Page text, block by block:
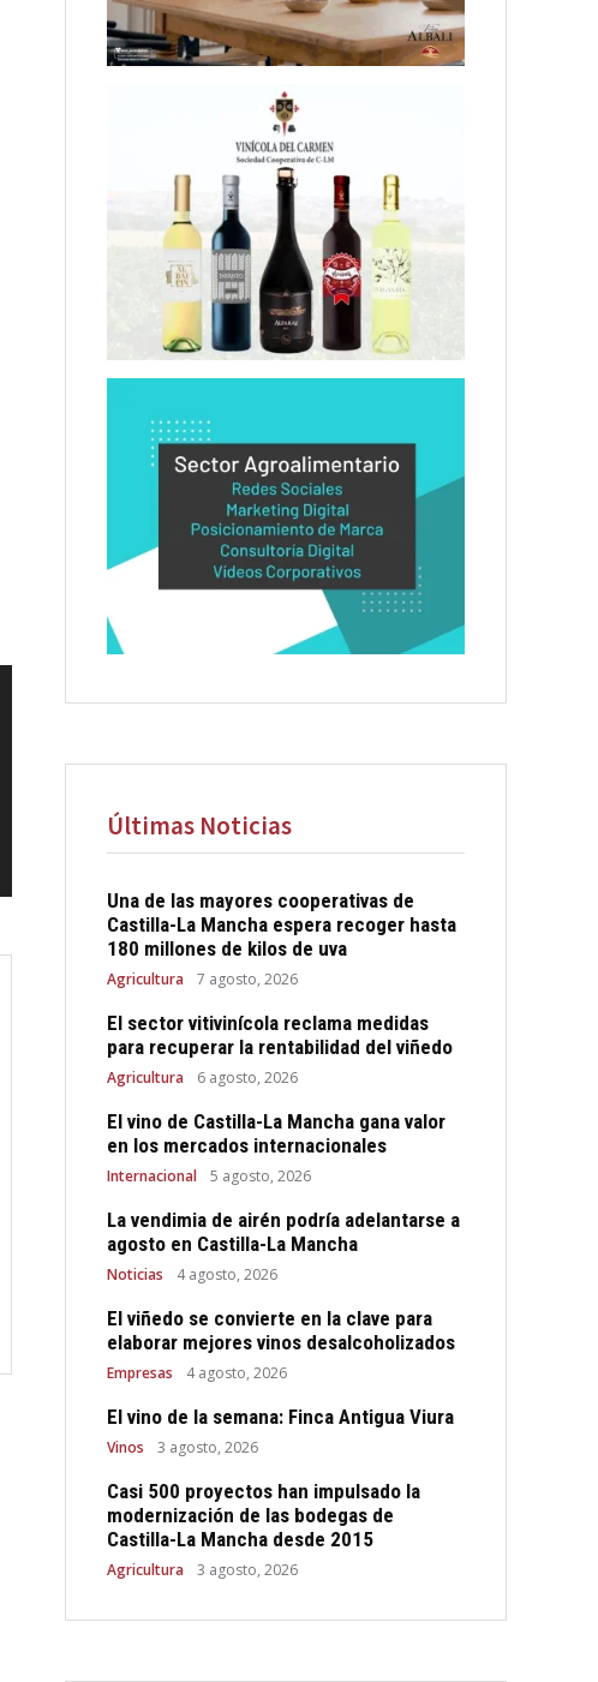
Últimas Noticias
Una de las mayores cooperativas de
Castilla-La Mancha espera recoger hasta
180 millones de kilos de uva
Agricultura 7 agosto, 2026
El sector vitivinícola reclama medidas
para recuperar la rentabilidad del viñedo
Agricultura 6 agosto, 2026
El vino de Castilla-La Mancha gana valor
en los mercados internacionales
Internacional 5 agosto, 2026
La vendimia de airén podría adelantarse a
agosto en Castilla-La Mancha
Noticias 4 agosto, 2026
El viñedo se convierte en la clave para
elaborar mejores vinos desalcoholizados
Empresas 4 agosto, 2026
El vino de la semana: Finca Antigua Viura
Vinos 3 agosto, 2026
Casi 500 proyectos han impulsado la
modernización de las bodegas de
Castilla-La Mancha desde 2015
Agricultura 3 agosto, 2026